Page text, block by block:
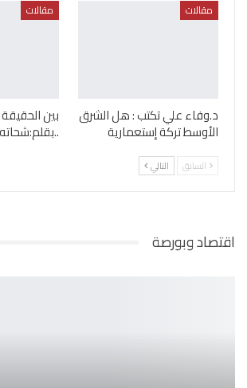
مقالات
د.وفاء علي تكتب : هل الشرق
الأوسط تركة إستعمارية
مقالات
بين الحقيقة
السابق التالي
اقتصاد وبورصة